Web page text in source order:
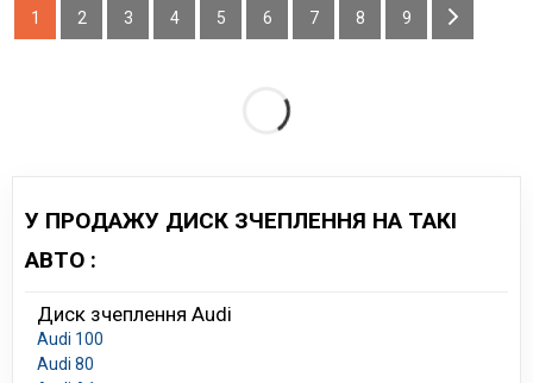
1 2 3 4 5 6 7 8 9
У ПРОДАЖУ ДИСК ЗЧЕПЛЕННЯ НА ТАКІ
АВТО :
Диск зчеплення Audi
Audi 100
Audi 80